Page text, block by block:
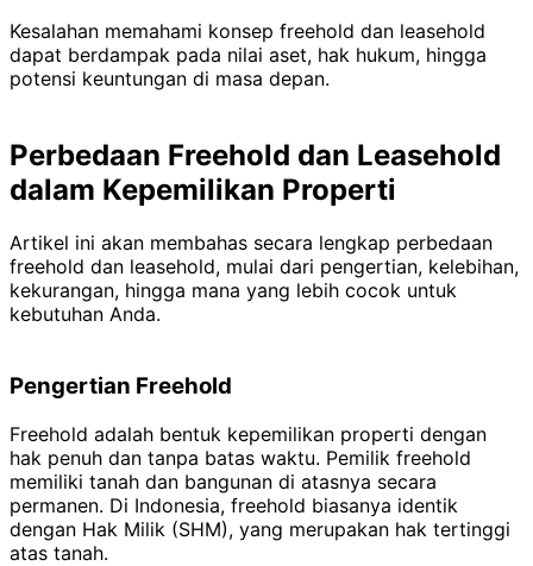
Kesalahan memahami konsep freehold dan leasehold
dapat berdampak pada nilai aset, hak hukum, hingga
potensi keuntungan di masa depan.
Perbedaan Freehold dan Leasehold
dalam Kepemilikan Properti
Artikel ini akan membahas secara lengkap perbedaan
freehold dan leasehold, mulai dari pengertian, kelebihan,
kekurangan, hingga mana yang lebih cocok untuk
kebutuhan Anda.
Pengertian Freehold
Freehold adalah bentuk kepemilikan properti dengan
hak penuh dan tanpa batas waktu. Pemilik freehold
memiliki tanah dan bangunan di atasnya secara
permanen. Di Indonesia, freehold biasanya identik
dengan Hak Milik (SHM), yang merupakan hak tertinggi
atas tanah.